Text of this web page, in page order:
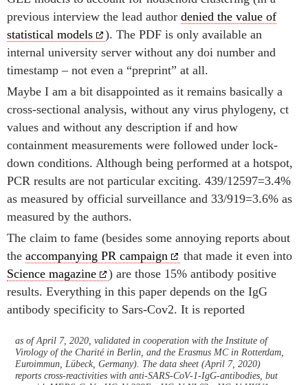
previous interview the lead author denied the value of
statistical models
). The PDF is only available an
internal university server without any doi number and
timestamp – not even a “preprint” at all.
Maybe I am a bit disappointed as it remains basically a
cross-sectional analysis, without any virus phylogeny, ct
values and without any description if and how
containment measurements were followed under lock-
down conditions. Although being performed at a hotspot,
PCR results are not particular exciting. 439/12597=3.4%
as measured by official surveillance and 33/919=3.6% as
measured by the authors.
The claim to fame (besides some annoying reports about
the accompanying PR campaign
that made it even into
Science magazine
) are those 15% antibody positive
results. Everything in this paper depends on the IgG
antibody specificity to Sars-Cov2. It is reported
as of April 7, 2020, validated in cooperation with the Institute of
Virology of the Charité in Berlin, and the Erasmus MC in Rotterdam,
Euroimmun, Lübeck, Germany). The data sheet (April 7, 2020)
reports cross-reactivities with anti-SARS-CoV-1-IgG-antibodies, but